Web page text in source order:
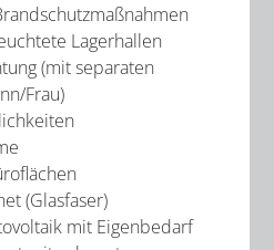
Lagerhallen
(mit separaten
Frau)
(Glasfaser)
mit Eigenbedarf